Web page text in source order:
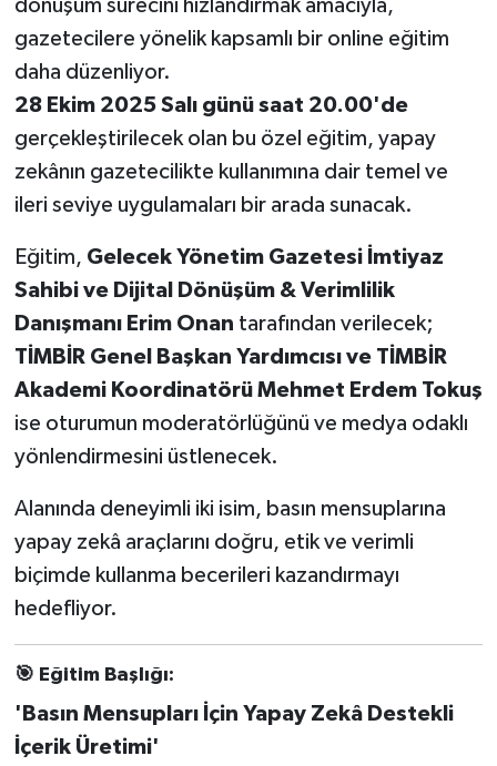
dönüşüm sürecini hızlandırmak amacıyla,
gazetecilere yönelik kapsamlı bir online eğitim
daha düzenliyor.
28 Ekim 2025 Salı günü saat 20.00'de
gerçekleştirilecek olan bu özel eğitim, yapay
zekânın gazetecilikte kullanımına dair temel ve
ileri seviye uygulamaları bir arada sunacak.
Eğitim, Gelecek Yönetim Gazetesi İmtiyaz
Sahibi ve Dijital Dönüşüm & Verimlilik
Danışmanı Erim Onan tarafından verilecek;
TİMBİR Genel Başkan Yardımcısı ve TİMBİR
Akademi Koordinatörü Mehmet Erdem Tokuş
ise oturumun moderatörlüğünü ve medya odaklı
yönlendirmesini üstlenecek.
Alanında deneyimli iki isim, basın mensuplarına
yapay zekâ araçlarını doğru, etik ve verimli
biçimde kullanma becerileri kazandırmayı
hedefliyor.
🎯 Eğitim Başlığı:
'Basın Mensupları İçin Yapay Zekâ Destekli
İçerik Üretimi'
Yerel